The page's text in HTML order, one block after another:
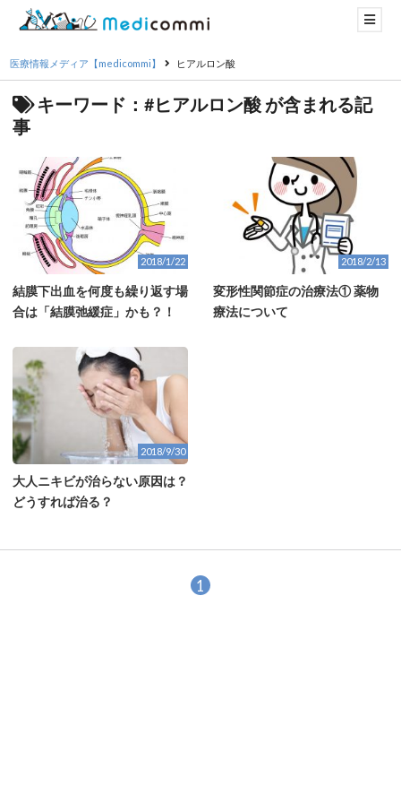
医療情報メディア【medicommi】 ヒアルロン酸
キーワード：#ヒアルロン酸 が含まれる記
事
2018/1/22
結膜下出血を何度も繰り返す場
合は「結膜弛緩症」かも？！
2018/2/13
変形性関節症の治療法① 薬物
療法について
2018/9/30
大人ニキビが治らない原因は？
どうすれば治る？
1